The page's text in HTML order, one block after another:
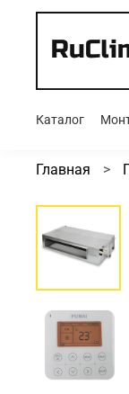
Каталог
Главная